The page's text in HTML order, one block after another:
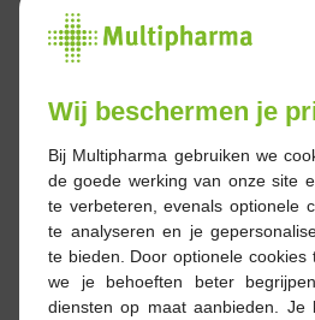
Wij beschermen je
Bij Multipharma gebruiken we
de goede werking van onze site
te verbeteren, evenals optionele
te analyseren en je
te bieden. Door optionele cookies
we je behoeften beter
diensten op maat aanbieden. Je